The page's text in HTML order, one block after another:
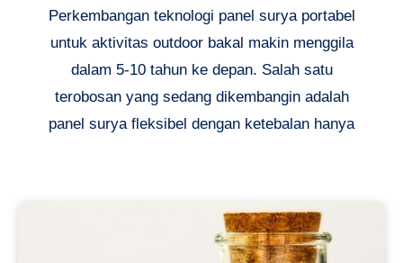
Perkembangan teknologi panel surya portabel
untuk aktivitas outdoor bakal makin menggila
dalam 5-10 tahun ke depan. Salah satu
terobosan yang sedang dikembangin adalah
panel surya fleksibel dengan ketebalan hanya